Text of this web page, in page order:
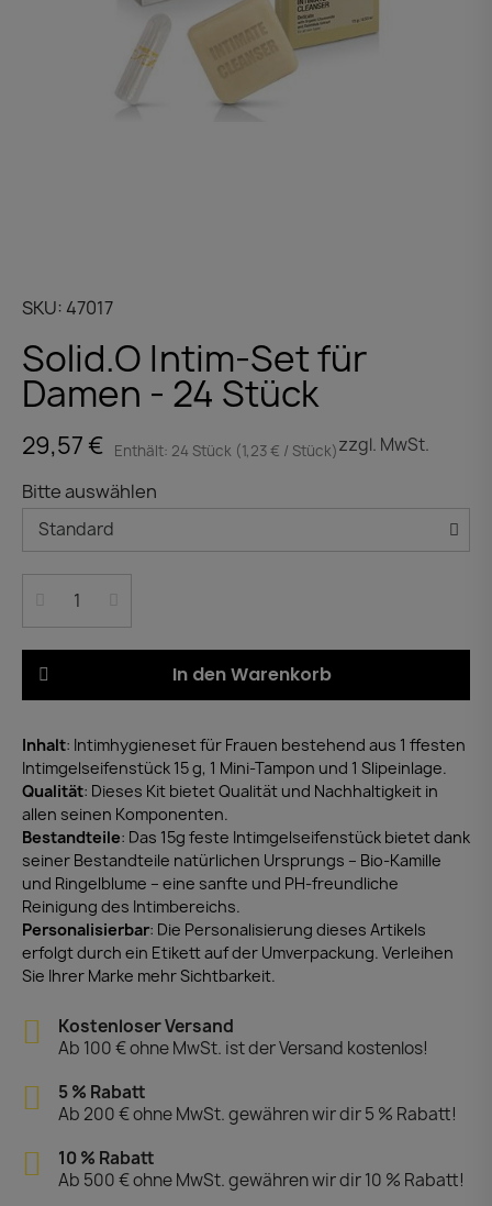
SKU 47017
Solid.O Intim-Set für
Damen - 24 Stück
29,57 € Enthält: 24 Stück (1,23 € / Stück)zzgl. MwSt.
Bitte auswählen
In den Warenkorb
Inhalt: Intimhygieneset für Frauen bestehend aus 1 ffesten
Intimgelseifenstück 15 g, 1 Mini-Tampon und 1 Slipeinlage.
Qualität: Dieses Kit bietet Qualität und Nachhaltigkeit in
allen seinen Komponenten.
Bestandteile: Das 15g feste Intimgelseifenstück bietet dank
seiner Bestandteile natürlichen Ursprungs – Bio-Kamille
und Ringelblume – eine sanfte und PH-freundliche
Reinigung des Intimbereichs.
Personalisierbar: Die Personalisierung dieses Artikels
erfolgt durch ein Etikett auf der Umverpackung. Verleihen
Sie Ihrer Marke mehr Sichtbarkeit.
Kostenloser Versand
Ab 100 € ohne MwSt. ist der Versand kostenlos!
5 % Rabatt
Ab 200 € ohne MwSt. gewähren wir dir 5 % Rabatt!
10 % Rabatt
Ab 500 € ohne MwSt. gewähren wir dir 10 % Rabatt!